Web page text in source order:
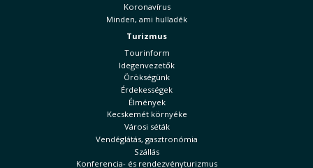
Koronavírus
Minden, ami hulladék
Turizmus
Tourinform
Idegenvezetők
Örökségünk
Érdekességek
Élmények
Kecskemét környéke
Városi séták
Vendéglátás, gasztronómia
Szállás
Konferencia- és rendezvényturizmus